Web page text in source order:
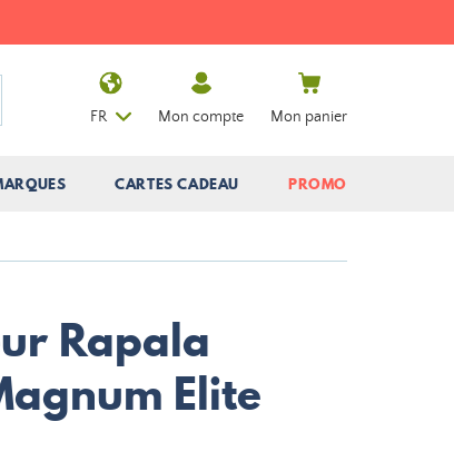
CARTES CADEAU PROMO
FR Mon compte Mon panier
Rapala
Elite